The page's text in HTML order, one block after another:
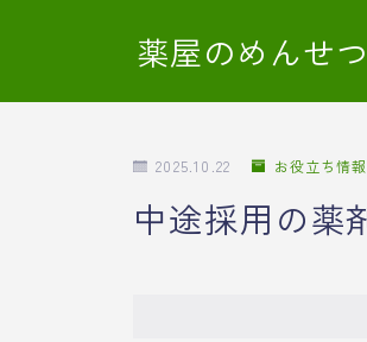
薬屋のめんせ
2025.10.22 お役立ち情報
中途採用の薬